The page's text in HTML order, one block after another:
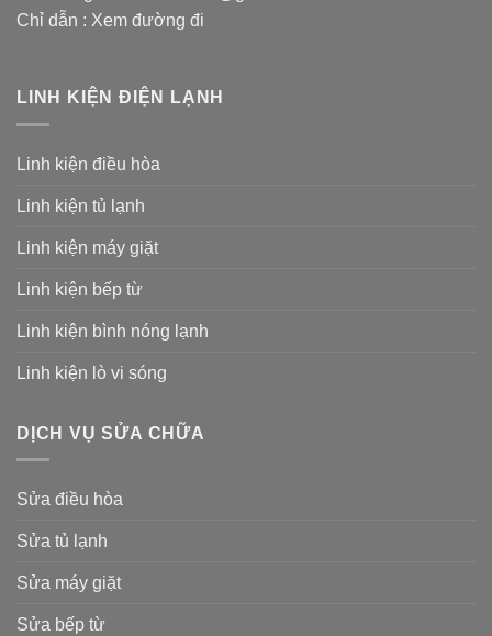
Chỉ dẫn : Xem đường đi
LINH KIỆN ĐIỆN LẠNH
Linh kiện điều hòa
Linh kiện tủ lạnh
Linh kiện máy giặt
Linh kiện bếp từ
Linh kiện bình nóng lạnh
Linh kiện lò vi sóng
DỊCH VỤ SỬA CHỮA
Sửa điều hòa
Sửa tủ lạnh
Sửa máy giặt
Sửa bếp từ